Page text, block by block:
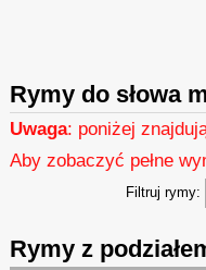
Rymy do słowa
Uwaga: poniżej
Aby zobaczyć pełne
Filtruj rymy:
Rymy z